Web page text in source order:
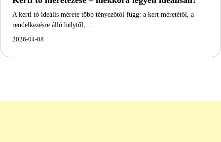
A kerti tó ideális mérete több tényezőtől függ: a kert méretétől, a
rendelkezésre álló helytől,…
2026-04-08